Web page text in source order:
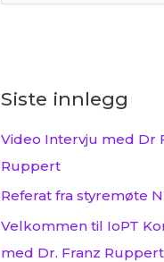
t
e
r
:
Siste innlegg
Video Intervju med Dr
Ruppert
Referat fra styremøte
Velkommen til IoPT
med Dr. Franz